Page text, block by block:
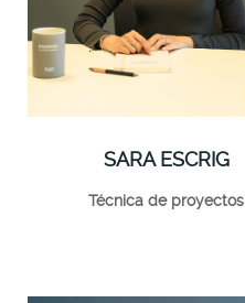
SARA ESCRIG
Técnica de proyectos